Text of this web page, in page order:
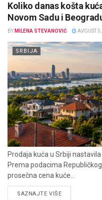
Koliko danas košta
Novom Sadu i
BY MILENA STEVANOVIĆ AVGUST
SRBIJA
Prodaja kuća u Srbiji
Prema podacima
prosečna cena kuće...
SAZNAJTE VIŠEDETAILS